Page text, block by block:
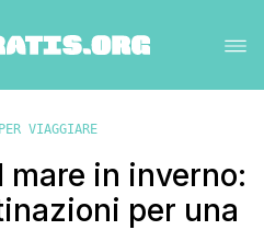
VIAGGIARE
mare in inverno:
per una